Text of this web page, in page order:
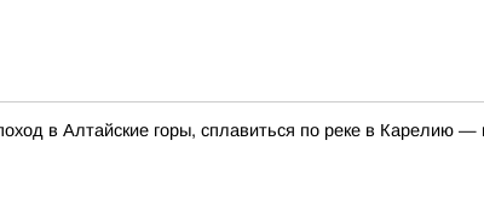
в Алтайские горы, сплавиться по реке в Карелию